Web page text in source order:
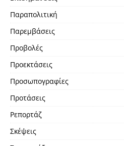
Παραπολιτική
Παρεμβάσεις
Προβολές
Προεκτάσεις
Προσωπογραφίες
Προτάσεις
Ρεπορτάζ
Σκέψεις